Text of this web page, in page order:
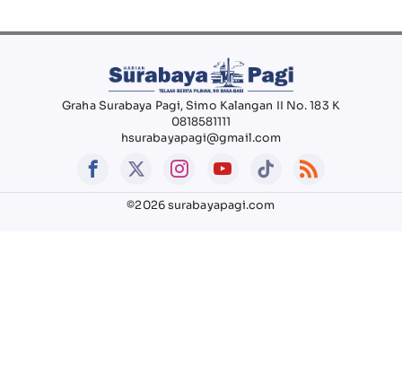
Graha Surabaya Pagi, Simo Kalangan II No. 183 K
0818581111
hsurabayapagi@gmail.com
©2026 surabayapagi.com